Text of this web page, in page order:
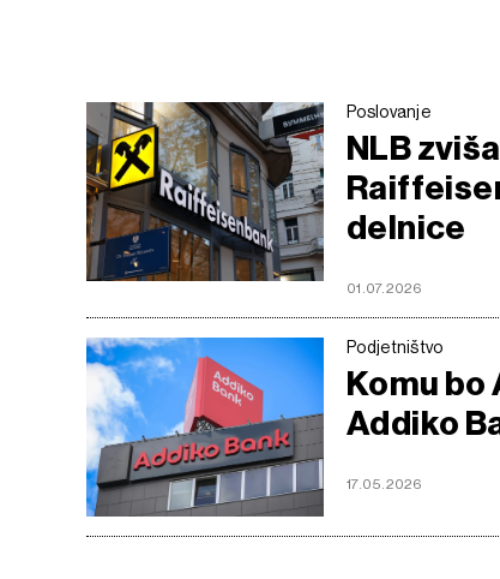
Poslovanje
NLB
delnice
01.07.2026
Podjetništvo
Komu bo
Addiko
17.05.2026